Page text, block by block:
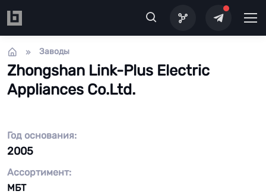
Заводы
Zhongshan Link-Plus Electric
Appliances Co.Ltd.
Год основания:
2005
Ассортимент:
МБТ